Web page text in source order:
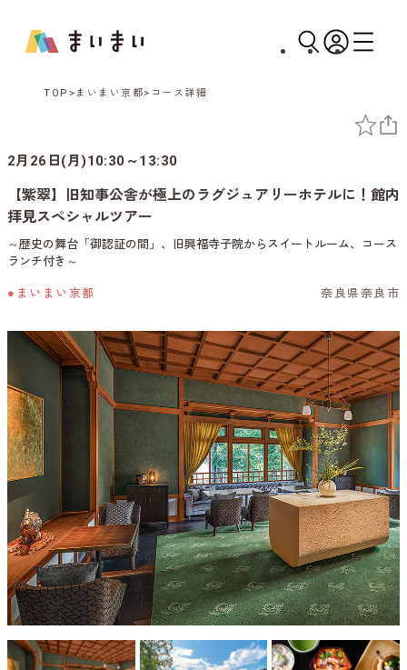
TOP まいまい京都 コース詳細
2月26日(月)10:30～13:30
【紫翠】旧知事公舎が極上のラグジュアリーホテルに！館内
拝見スペシャルツアー
～歴史の舞台「御認証の間」、旧興福寺子院からスイートルーム、コース
ランチ付き～
●まいまい京都 奈良県奈良市